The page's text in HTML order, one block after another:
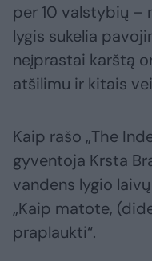
per 10 valstybių –
lygis sukelia
neįprastai karštą
atšilimu ir kitais
Kaip rašo „The
gyventoja Krsta
vandens lygio
„Kaip matote,
praplaukti“.